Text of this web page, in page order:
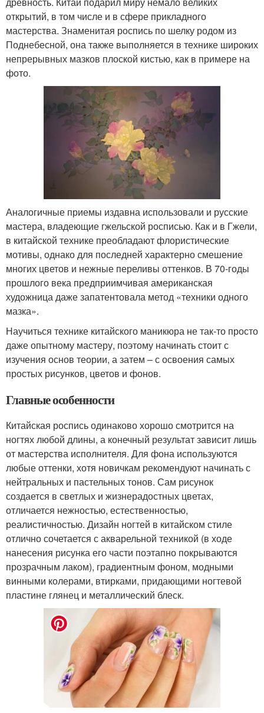
открытий, в том числе и в сфере прикладного
мастерства. Знаменитая роспись по шелку родом из
Поднебесной, она также выполняется в технике широких
непрерывных мазков плоской кистью, как в примере на
фото.
Аналогичные приемы издавна использовали и русские
мастера, владеющие гжельской росписью. Как и в Гжели,
в китайской технике преобладают флористические
мотивы, однако для последней характерно смешение
многих цветов и нежные переливы оттенков. В 70-годы
прошлого века предприимчивая американская
художница даже запатентовала метод «техники одного
мазка».
Научиться технике китайского маникюра не так-то просто
даже опытному мастеру, поэтому начинать стоит с
изучения основ теории, а затем – с освоения самых
простых рисунков, цветов и фонов.
Главные особенности
Китайская роспись одинаково хорошо смотрится на
ногтях любой длины, а конечный результат зависит лишь
от мастерства исполнителя. Для фона используются
любые оттенки, хотя новичкам рекомендуют начинать с
нейтральных и пастельных тонов. Сам рисунок
создается в светлых и жизнерадостных цветах,
отличается нежностью, естественностью,
реалистичностью. Дизайн ногтей в китайском стиле
отлично сочетается с акварельной техникой (в ходе
нанесения рисунка его части поэтапно покрываются
прозрачным лаком), градиентным фоном, модными
винными колерами, втирками, придающими ногтевой
пластине глянец и металлический блеск.